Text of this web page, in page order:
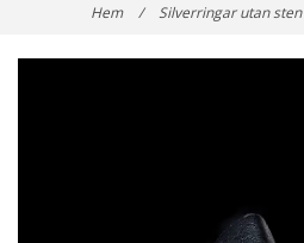
Hem / Silverringar utan sten